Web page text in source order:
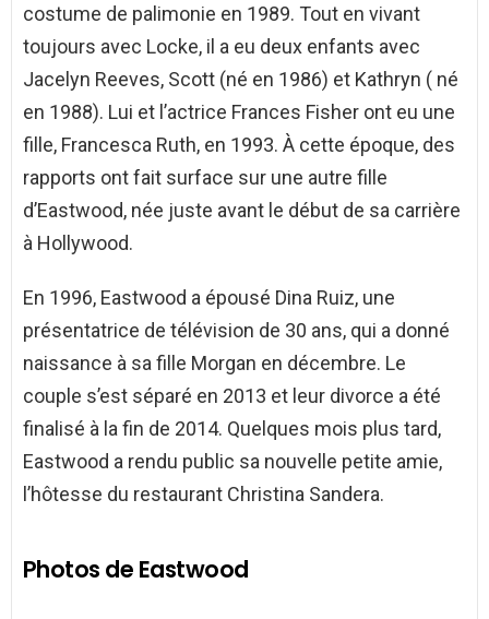
costume de palimonie en 1989. Tout en vivant
toujours avec Locke, il a eu deux enfants avec
Jacelyn Reeves, Scott (né en 1986) et Kathryn ( né
en 1988). Lui et l’actrice Frances Fisher ont eu une
fille, Francesca Ruth, en 1993. À cette époque, des
rapports ont fait surface sur une autre fille
d’Eastwood, née juste avant le début de sa carrière
à Hollywood.
En 1996, Eastwood a épousé Dina Ruiz, une
présentatrice de télévision de 30 ans, qui a donné
naissance à sa fille Morgan en décembre. Le
couple s’est séparé en 2013 et leur divorce a été
finalisé à la fin de 2014. Quelques mois plus tard,
Eastwood a rendu public sa nouvelle petite amie,
l’hôtesse du restaurant Christina Sandera.
Photos de Eastwood